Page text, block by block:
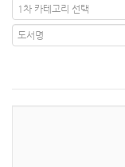
1차 카테고리 선택